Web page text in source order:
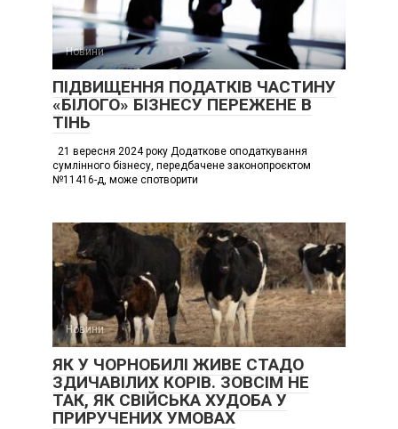
Новини
ПІДВИЩЕННЯ ПОДАТКІВ ЧАСТИНУ
«БІЛОГО» БІЗНЕСУ ПЕРЕЖЕНЕ В
ТІНЬ
21 вересня 2024 року Додаткове оподаткування
сумлінного бізнесу, передбачене законопроєктом
№11416-д, може спотворити
Новини
ЯК У ЧОРНОБИЛІ ЖИВЕ СТАДО
ЗДИЧАВІЛИХ КОРІВ. ЗОВСІМ НЕ
ТАК, ЯК СВІЙСЬКА ХУДОБА У
ПРИРУЧЕНИХ УМОВАХ